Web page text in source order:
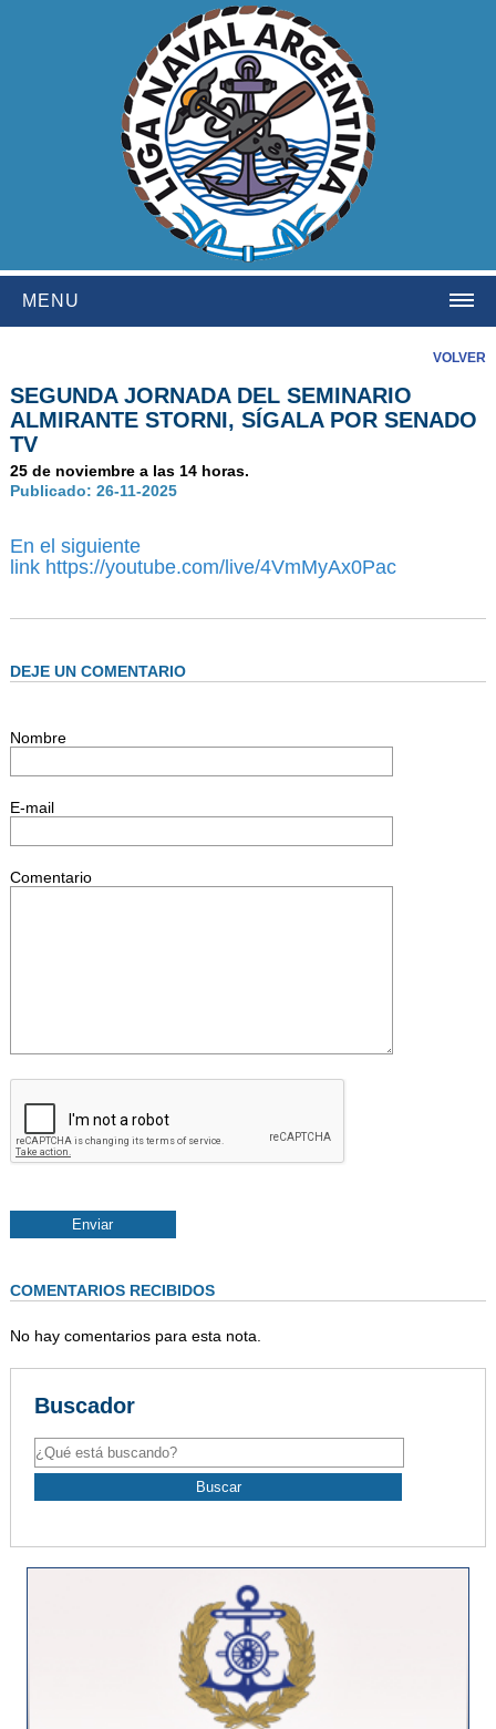
MENU
INSTITUCIONAL
NOSOTROS
HISTORIA
BENEFICIOS
NOTICIAS & ACTIVIDADES
ESCUELA NÁUTICA
LINKS
CONTACTO
VOLVER
SEGUNDA JORNADA DEL SEMINARIO
ALMIRANTE STORNI, SÍGALA POR SENADO
TV
25 de noviembre a las 14 horas.
Publicado: 26-11-2025
En el siguiente
link https://youtube.com/live/4VmMyAx0Pac
DEJE UN COMENTARIO
Nombre
E-mail
Comentario
COMENTARIOS RECIBIDOS
No hay comentarios para esta nota.
Buscador